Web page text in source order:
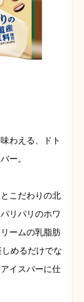
わえる、ドト
ー。
こだわりの北
リパリのホワ
ームの乳脂肪
めるだけでな
イスバーに仕